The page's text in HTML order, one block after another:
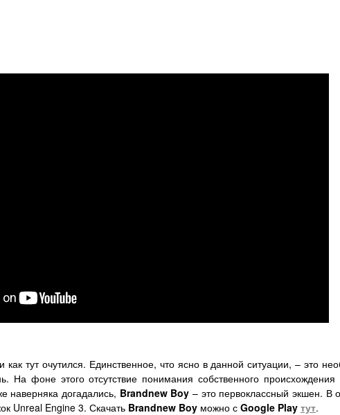
как тут очутился. Единственное, что ясно в данной ситуации, – это
На фоне этого отсутствие понимания собственного происхождения
наверняка догадались, Brandnew Boy – это первоклассный экшен. В
Unreal Engine 3. Скачать Brandnew Boy можно с Google Play тут.